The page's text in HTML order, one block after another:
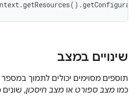
שינויים במצב
תוספים מסוימים יכולים לתמוך במספר
כמו מצב ספורט או מצב חיסכון, שונים